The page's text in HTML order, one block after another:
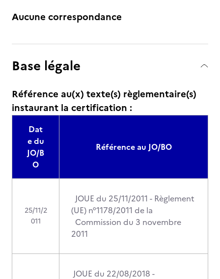
Aucune correspondance
Base légale
Référence au(x) texte(s) règlementaire(s)
instaurant la certification :
Dat
e du
JO/B
O
Référence au JO/BO
25/11/2
011
JOUE du 25/11/2011 - Règlement
(UE) n°1178/2011 de la
Commission du 3 novembre
2011
JOUE du 22/08/2018 -